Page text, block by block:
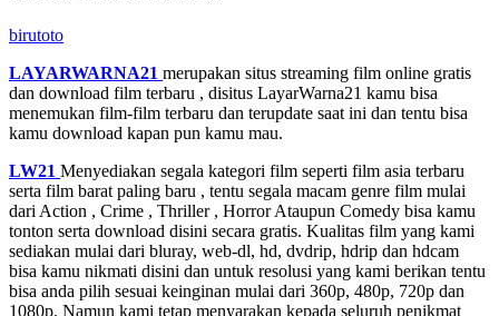
birutoto
LAYARWARNA21 merupakan situs streaming film online gratis
dan download film terbaru , disitus LayarWarna21 kamu bisa
menemukan film-film terbaru dan terupdate saat ini dan tentu bisa
kamu download kapan pun kamu mau.
LW21 Menyediakan segala kategori film seperti film asia terbaru
serta film barat paling baru , tentu segala macam genre film mulai
dari Action , Crime , Thriller , Horror Ataupun Comedy bisa kamu
tonton serta download disini secara gratis. Kualitas film yang kami
sediakan mulai dari bluray, web-dl, hd, dvdrip, hdrip dan hdcam
bisa kamu nikmati disini dan untuk resolusi yang kami berikan tentu
bisa anda pilih sesuai keinginan mulai dari 360p, 480p, 720p dan
1080p. Namun kami tetap menyarakan kepada seluruh penikmat